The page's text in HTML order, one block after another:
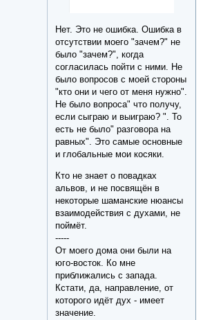
Нет. Это не ошибка. Ошибка в
отсутствии моего "зачем?" не
было "зачем?", когда
согласилась пойти с ними. Не
было вопросов с моей стороны
"кто они и чего от меня нужно".
Не было вопроса" что получу,
если сыграю и выиграю? ". То
есть не было" разговора на
равных". Это самые основные
и глобальные мои косяки.
Кто не знает о повадках
альвов, и не посвящён в
некоторые шаманские нюансы
взаимодействия с духами, не
поймёт.
-----
От моего дома они были на
юго-восток. Ко мне
приближались с запада.
Кстати, да, направление, от
которого идёт дух - имеет
значение.